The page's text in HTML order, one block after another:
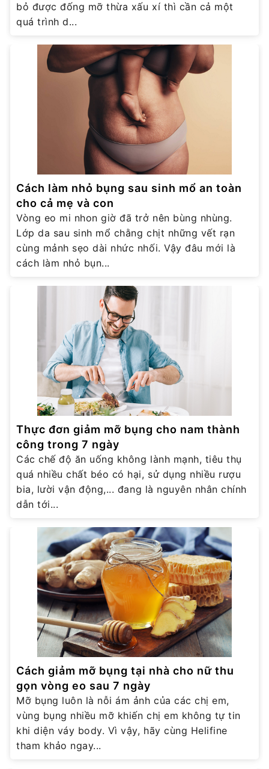
bỏ được đống mỡ thừa xấu xí thì cần cả một
quá trình d...
Cách làm nhỏ bụng sau sinh mổ an toàn
cho cả mẹ và con
Vòng eo mi nhon giờ đã trở nên bùng nhùng.
Lớp da sau sinh mổ chằng chịt những vết rạn
cùng mảnh sẹo dài nhức nhối. Vậy đâu mới là
cách làm nhỏ bụn...
Thực đơn giảm mỡ bụng cho nam thành
công trong 7 ngày
Các chế độ ăn uống không lành mạnh, tiêu thụ
quá nhiều chất béo có hại, sử dụng nhiều rượu
bia, lười vận động,... đang là nguyên nhân chính
dẫn tới...
Cách giảm mỡ bụng tại nhà cho nữ thu
gọn vòng eo sau 7 ngày
Mỡ bụng luôn là nỗi ám ảnh của các chị em,
vùng bụng nhiều mỡ khiến chị em không tự tin
khi diện váy body. Vì vậy, hãy cùng Helifine
tham khảo ngay...